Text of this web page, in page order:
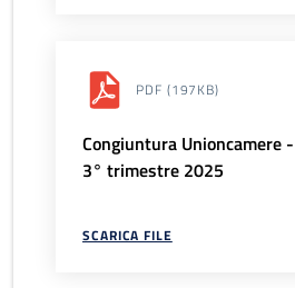
PDF (197KB)
Congiuntura
3° trimestre 2025
SCARICA FILE